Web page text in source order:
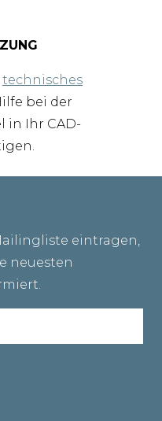
technisches
bei der
in Ihr CAD-
eintragen,
neuesten